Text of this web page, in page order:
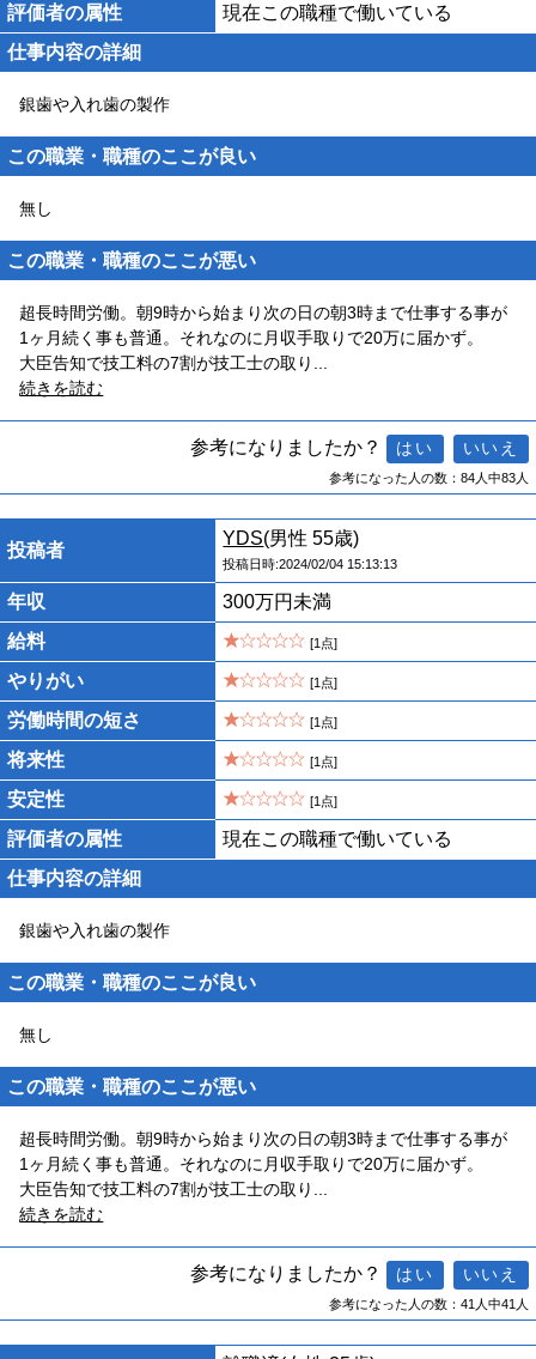
評価者の属性
現在この職種で働いている
仕事内容の詳細
銀歯や入れ歯の製作
この職業・職種のここが良い
無し
この職業・職種のここが悪い
超長時間労働。朝9時から始まり次の日の朝3時まで仕事する事が
1ヶ月続く事も普通。それなのに月収手取りで20万に届かず。
大臣告知で技工料の7割が技工士の取り
続きを読む
参考になりましたか？
参考になった人の数：84人中83人
投稿者
YDS(男性 55歳)
投稿日時:2024/02/04 15:13:13
年収
300万円未満
給料
[1点]
やりがい [1点]
労働時間の短さ [1点]
将来性 [1点]
安定性 [1点]
評価者の属性
現在この職種で働いている
仕事内容の詳細
銀歯や入れ歯の製作
この職業・職種のここが良い
無し
この職業・職種のここが悪い
超長時間労働。朝9時から始まり次の日の朝3時まで仕事する事が
1ヶ月続く事も普通。それなのに月収手取りで20万に届かず。
大臣告知で技工料の7割が技工士の取り
続きを読む
参考になりましたか？
参考になった人の数：41人中41人